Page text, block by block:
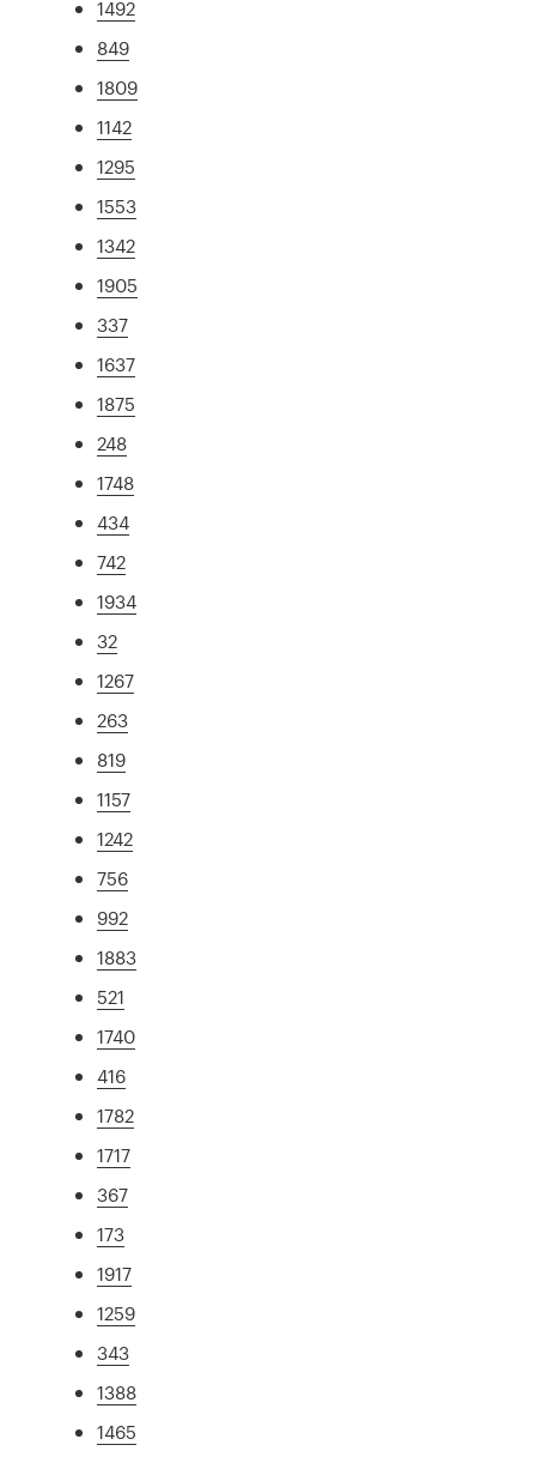
1492
849
1809
1142
1295
1553
1342
1905
337
1637
1875
248
1748
434
742
1934
32
1267
263
819
1157
1242
756
992
1883
521
1740
416
1782
1717
367
173
1917
1259
343
1388
1465